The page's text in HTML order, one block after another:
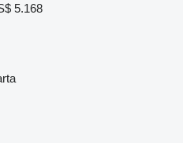
5.168